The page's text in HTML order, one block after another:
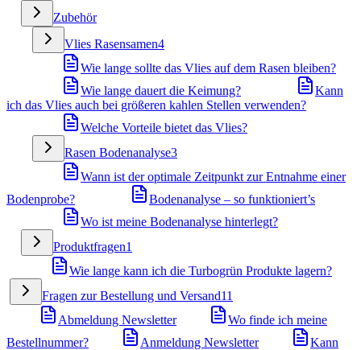
Zubehör
Vlies Rasensamen4
Wie lange sollte das Vlies auf dem Rasen bleiben?
Wie lange dauert die Keimung?
Kann
ich das Vlies auch bei größeren kahlen Stellen verwenden?
Welche Vorteile bietet das Vlies?
Rasen Bodenanalyse3
Wann ist der optimale Zeitpunkt zur Entnahme einer
Bodenprobe?
Bodenanalyse – so funktioniert’s
Wo ist meine Bodenanalyse hinterlegt?
Produktfragen1
Wie lange kann ich die Turbogrün Produkte lagern?
Fragen zur Bestellung und Versand11
Abmeldung Newsletter
Wo finde ich meine
Bestellnummer?
Anmeldung Newsletter
Kann